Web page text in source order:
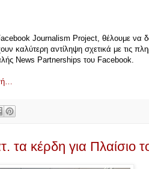
Journalism Project, θέλουμε να
καλύτερη αντίληψη σχετικά με τις
News Partnerships του Facebook.
τα κέρδη για Πλαίσιο